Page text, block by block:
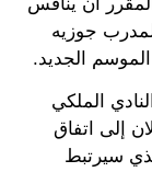
جوزيه
الجديد.
الملكي
إلى اتفاق
سيرتبط